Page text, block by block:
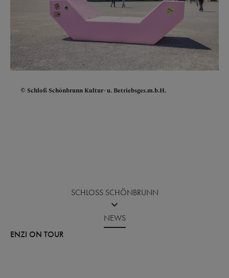
Schloß Schönbrunn Kultur- u. Betriebsges.m.b.H.
SCHLOSS SCHÖNBRUNN
NEWS
ENZI ON TOUR